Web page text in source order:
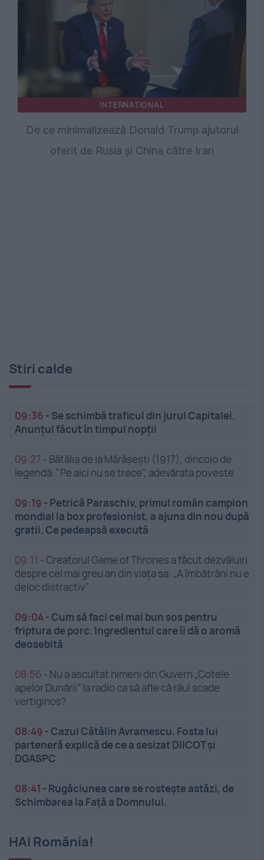
INTERNATIONAL
De ce minimalizează Donald Trump ajutorul
oferit de Rusia și China către Iran
Stiri calde
09:36 - Se schimbă traficul din jurul Capitalei.
Anunțul făcut în timpul nopții
09:27 - Bătălia de la Mărășești (1917), dincolo de
legendă. "Pe aici nu se trece", adevărata poveste
09:19 - Petrică Paraschiv, primul român campion
mondial la box profesionist, a ajuns din nou după
gratii. Ce pedeapsă execută
09:11 -Creatorul Game of Thrones a făcut dezvăluiri
despre cel mai greu an din viața sa: „A îmbătrâni nu e
deloc distractiv”
09:04-Cum să faci cel mai bun sos pentru
friptura de porc. Ingredientul care îi dă o aromă
deosebită
08:56 - Nu a ascultat nimeni din Guvern „Cotele
apelor Dunării” la radio ca să afle că râul scade
vertiginos?
08:49 -Cazul Cătălin Avramescu. Fosta lui
parteneră explică de ce a sesizat DIICOT și
DGASPC
08:41 - Rugăciunea care se rostește astăzi, de
Schimbarea la Față a Domnului.
HAI România!